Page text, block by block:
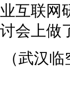
业互联网
讨会上做
（武汉